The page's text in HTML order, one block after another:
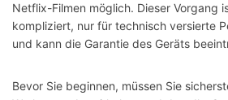
Netflix-Filmen möglich. Dieser Vorgang
kompliziert, nur für technisch versierte
und kann die Garantie des Geräts
Bevor Sie beginnen, müssen Sie